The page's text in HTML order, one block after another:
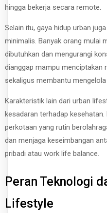
hingga bekerja secara remote.
Selain itu, gaya hidup urban
minimalis. Banyak orang mulai
dibutuhkan dan mengurangi
dianggap mampu menciptakan
sekaligus membantu
Karakteristik lain dari urban
kesadaran terhadap
perkotaan yang rutin
dan menjaga keseimbangan
pribadi atau work life balance.
Peran Teknologi
Lifestyle